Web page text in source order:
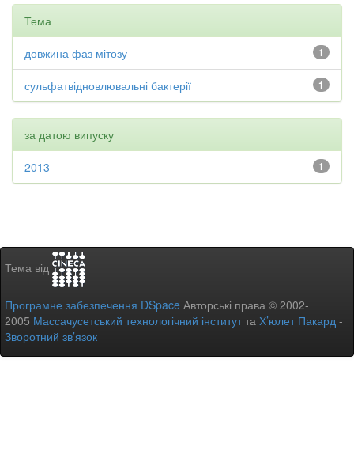
Тема
1
довжина фаз мітозу
1
сульфатвідновлювальні бактерії
за датою випуску
1
2013
Тема від
Програмне забезпечення DSpace Авторські права © 2002-
2005 Массачусетський технологічний інститутта Х’юлет Пакард -
Зворотний зв’язок